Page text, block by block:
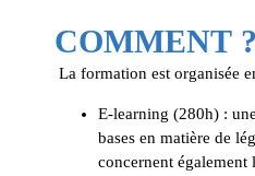
COMMENT ?
La formation est organisée
E-learning (280h) :
bases en matière de
concernent